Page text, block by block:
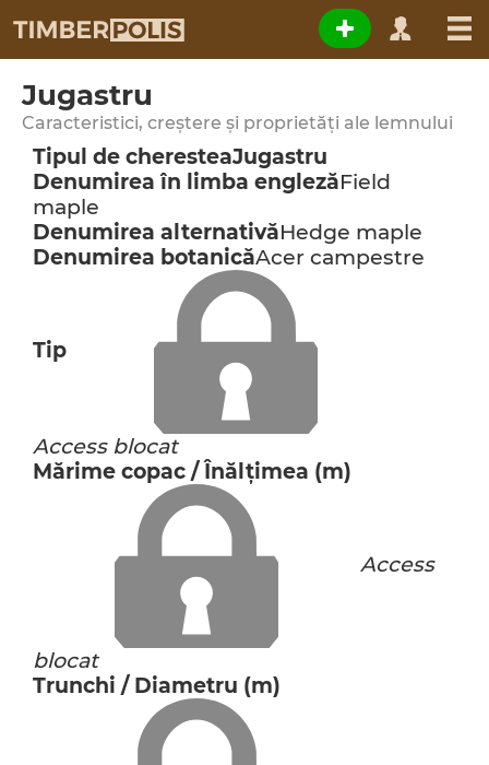
Jugastru
Caracteristici, creștere și proprietăți ale lemnului
Tipul de cheresteaJugastru
Denumirea în limba englezăField
maple
Denumirea alternativăHedge maple
Denumirea botanicăAcer campestre
Tip
Access blocat
Mărime copac / Înălţimea (m)
Access
blocat
Trunchi / Diametru (m)